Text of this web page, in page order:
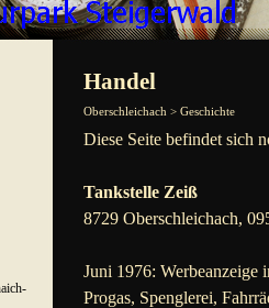
überspringen
▼
▼
▼
▼
Handel
Oberschleichach > Geschichte
Diese Seite befindet sich
Tankstelle Zeiß
8729 Oberschleichach,
Juni 1976: Werbeanzeige
Progas, Spenglerei,